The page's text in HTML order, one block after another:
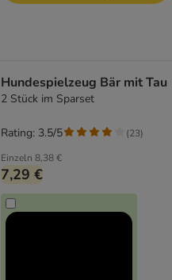
Hundespielzeug Bär mit Tau
2 Stück im Sparset
Einzeln 8,38 €
7,29 €
Rating: 3.5/5 (23)